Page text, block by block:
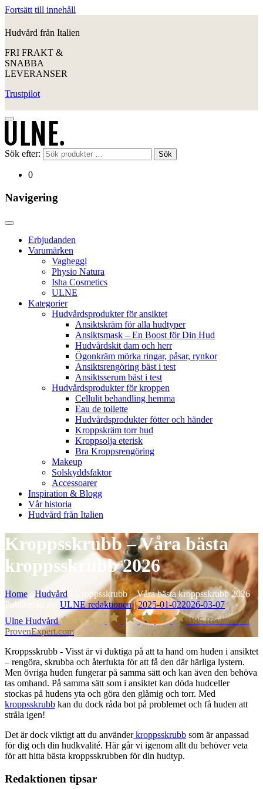
Fortsätt till innehåll
Hudvård från Italien
FRI FRAKT &
SNABBA
LEVERANSER
Trustpilot
Sök efter: Sök
0
Navigering
Erbjudanden
Varumärken
Vagheggi
Physio Natura
Isha Cosmetics
ULNE
Kategorier
Hudvårdsprodukter för ansiktet
Ansiktskräm för alla hudtyper
Ansiktsmask – En Boost för Din Hud
Hudvårdskit dam och herr
Ögonkräm mörka ringar, påsar, rynkor
Ansiktsrengöring bäst i test
Ansiktsserum bäst i test
Hudvårdsprodukter för kroppen
Cellulit behandling hemma
Eau de toilette
Hudvårdsprodukter fötter och händer
Kroppskräm torr hud
Kroppsolja eterisk
Bra Kroppsrengöring
Makeup
Solskyddsfaktor
Accessoarer
Inspiration & Blogg
Vår historia
Hudvård från Italien
Kroppsskrubb – Våra bästa
kroppsskrubb 2026
Home / Hudvård
Kroppsskrubb – Våra bästa kroppsskrubb 2026
Publicerad av: ULNE redaktionen|2025-01-022026-03-07
Ulne Hudvård
135Reviews on
ProvenExpert.com
Kroppsskrubb - Visst är vi duktiga på att ta hand om huden i ansiktet
– rengöra, skrubba och återfukta för att få den där härliga lystern.
Men övriga huden fungerar på samma sätt och kan även den behöva
tas omhand. På samma sätt som i ansiktet kan döda hudceller
stockas på hudens yta och göra den glåmig och torr. Med
kroppsskrubb kan du dock råda bot på problemet och få huden att
stråla igen!
Det är dock viktigt att du använderkroppsskrubb som är anpassad
för dig och din hudkvalité. Här går vi igenom allt du behöver veta
för att hitta bästa kroppsskrubben för din hudtyp.
Redaktionen tipsar